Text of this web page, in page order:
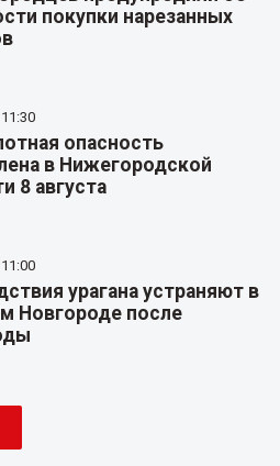
покупки нарезанных
опасность
в Нижегородской
8 августа
урагана устраняют в
Новгороде после